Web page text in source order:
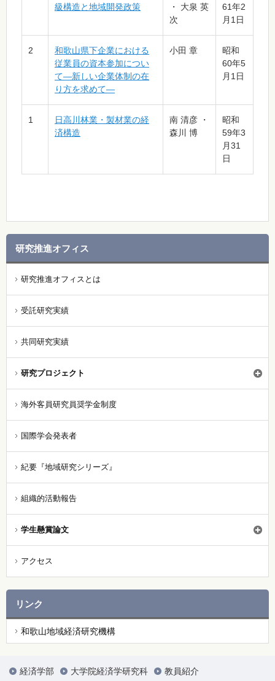
級構造と地域開発政策
・ 大泉 英
次
61年2
月1日
2
和歌山県下企業における
従業員の資本参加につい
て―新しい企業体制の在
り方を求めて―
小田 章
昭和
60年5
月1日
1
日高川林業・製材業の経
済構造
南 清彦 ・
森川 博
昭和
59年3
月31
日
研究推進オフィス
研究推進オフィスとは
受託研究実績
共同研究実績
研究プロジェクト
海外客員研究員奨学金制度
国際学会発表者
紀要『地域研究シリーズ』
組織的活動報告
学生懸賞論文
アクセス
リンク
和歌山地域経済研究機構
経済学部 大学院経済学研究科 教員紹介